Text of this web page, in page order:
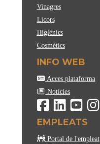
Vinagres
Licors
Higiènics
Cosmètics
INFO WEB
Acces plataforma
Notícies
EMPLEATS
Portal de l'empleat